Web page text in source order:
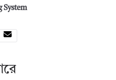
System